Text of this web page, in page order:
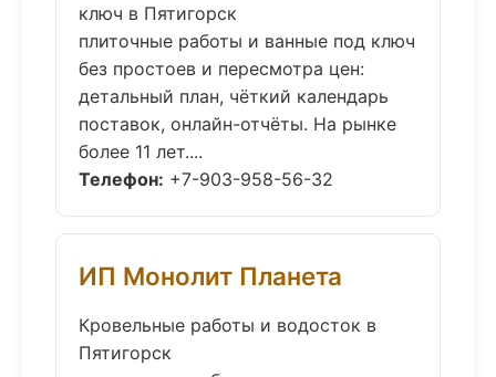
ключ в Пятигорск
плиточные работы и ванные под ключ
без простоев и пересмотра цен:
детальный план, чёткий календарь
поставок, онлайн-отчёты. На рынке
более 11 лет....
Телефон: +7-903-958-56-32
ИП Монолит Планета
Кровельные работы и водосток в
Пятигорск